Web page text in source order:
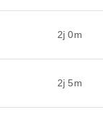
2j 0m
2j 5m